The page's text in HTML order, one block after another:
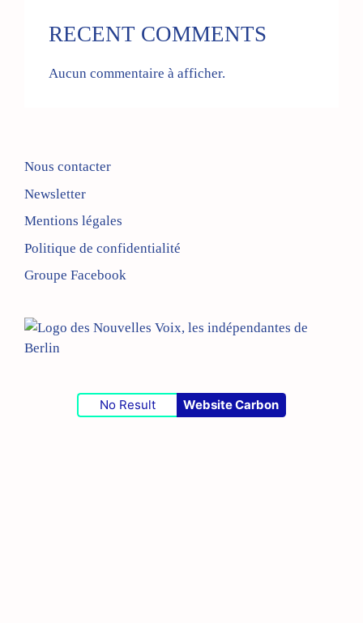
RECENT COMMENTS
Aucun commentaire à afficher.
Nous contacter
Newsletter
Mentions légales
Politique de confidentialité
Groupe Facebook
No Result Website Carbon